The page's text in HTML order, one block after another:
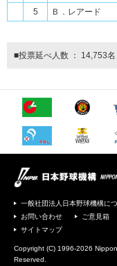
5
Ｂ．レアード
■投票延べ人数 ：
一般社団法人日本野球機構に
お問い合わせ
ご意見箱
サイトマップ
Copyright (C) 1996-2026
Reserved.